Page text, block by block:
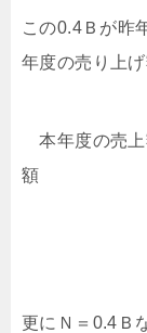
この0.4Ｂが昨
年度の売り上げ
本年度の売上
額
＝Ｂ
＝
更にＮ＝0.4Ｂ